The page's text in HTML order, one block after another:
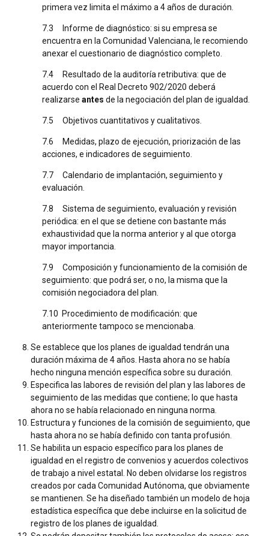
primera vez limita el máximo a 4 años de duración.
7.3 Informe de diagnóstico: si su empresa se
encuentra en la Comunidad Valenciana, le recomiendo
anexar el cuestionario de diagnóstico completo.
7.4 Resultado de la auditoría retributiva: que de
acuerdo con el Real Decreto 902/2020 deberá
realizarse antes de la negociación del plan de igualdad.
7.5 Objetivos cuantitativos y cualitativos.
7.6 Medidas, plazo de ejecución, priorización de las
acciones, e indicadores de seguimiento.
7.7 Calendario de implantación, seguimiento y
evaluación.
7.8 Sistema de seguimiento, evaluación y revisión
periódica: en el que se detiene con bastante más
exhaustividad que la norma anterior y al que otorga
mayor importancia.
7.9 Composición y funcionamiento de la comisión de
seguimiento: que podrá ser, o no, la misma que la
comisión negociadora del plan.
7.10 Procedimiento de modificación: que
anteriormente tampoco se mencionaba.
Se establece que los planes de igualdad tendrán una
duración máxima de 4 años. Hasta ahora no se había
hecho ninguna mención específica sobre su duración.
Especifica las labores de revisión del plan y las labores de
seguimiento de las medidas que contiene; lo que hasta
ahora no se había relacionado en ninguna norma.
Estructura y funciones de la comisión de seguimiento, que
hasta ahora no se había definido con tanta profusión.
Se habilita un espacio específico para los planes de
igualdad en el registro de convenios y acuerdos colectivos
de trabajo a nivel estatal. No deben olvidarse los registros
creados por cada Comunidad Autónoma, que obviamente
se mantienen. Se ha diseñado también un modelo de hoja
estadística específica que debe incluirse en la solicitud de
registro de los planes de igualdad.